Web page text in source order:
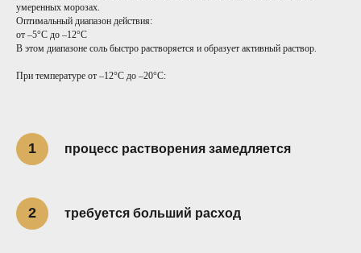
умеренных морозах.
Оптимальный диапазон действия:
от –5°C до –12°C
В этом диапазоне соль быстро растворяется и образует активный раствор.
При температуре от –12°C до –20°C:
процесс растворения замедляется
требуется больший расход